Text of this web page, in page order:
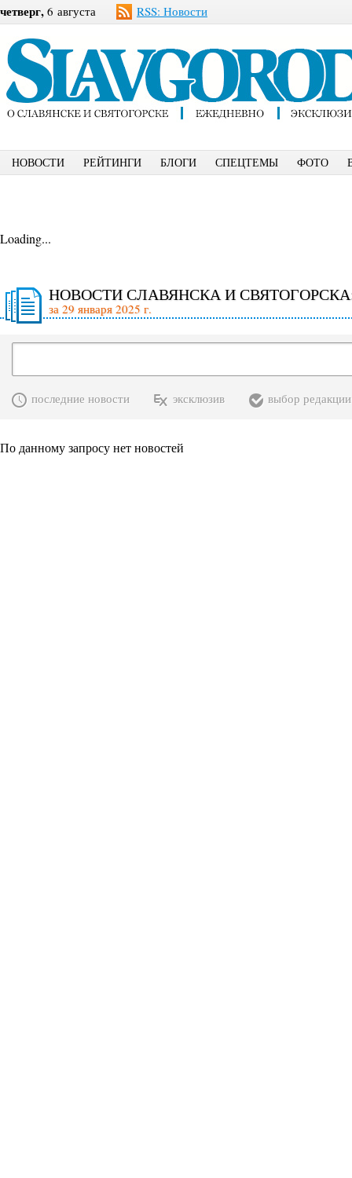
четверг, 6 августа RSS: Новости
НОВОСТИ РЕЙТИНГИ БЛОГИ СПЕЦТЕМЫ ФОТО
Loading...
НОВОСТИ СЛАВЯНСКА И
за 29 января 2025 г.
последние новости эксклюзив выбор редакции
По данному запросу нет новостей